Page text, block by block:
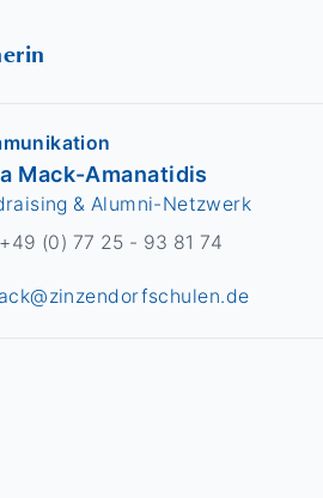
Mack-Amanatidis
& Alumni-Netzwerk
(0) 77 25 - 93 81 74